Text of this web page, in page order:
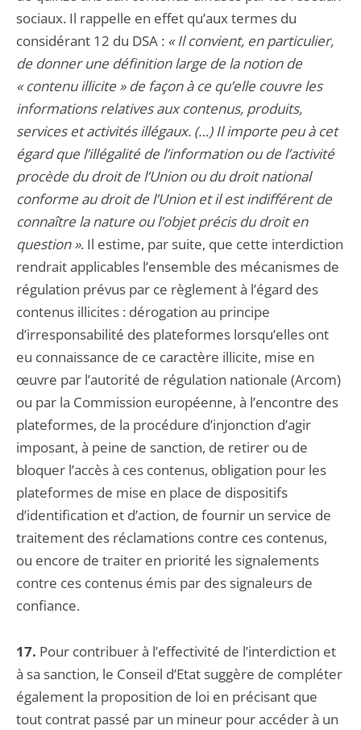
sociaux. Il rappelle en effet qu’aux termes du
considérant 12 du DSA : « Il convient, en particulier,
de donner une définition large de la notion de
« contenu illicite » de façon à ce qu’elle couvre les
informations relatives aux contenus, produits,
services et activités illégaux. (…) Il importe peu à cet
égard que l’illégalité de l’information ou de l’activité
procède du droit de l’Union ou du droit national
conforme au droit de l’Union et il est indifférent de
connaître la nature ou l’objet précis du droit en
question ». Il estime, par suite, que cette interdiction
rendrait applicables l’ensemble des mécanismes de
régulation prévus par ce règlement à l’égard des
contenus illicites : dérogation au principe
d’irresponsabilité des plateformes lorsqu’elles ont
eu connaissance de ce caractère illicite, mise en
œuvre par l’autorité de régulation nationale (Arcom)
ou par la Commission européenne, à l’encontre des
plateformes, de la procédure d’injonction d’agir
imposant, à peine de sanction, de retirer ou de
bloquer l’accès à ces contenus, obligation pour les
plateformes de mise en place de dispositifs
d’identification et d’action, de fournir un service de
traitement des réclamations contre ces contenus,
ou encore de traiter en priorité les signalements
contre ces contenus émis par des signaleurs de
confiance.
17. Pour contribuer à l’effectivité de l’interdiction et
à sa sanction, le Conseil d’Etat suggère de compléter
également la proposition de loi en précisant que
tout contrat passé par un mineur pour accéder à un